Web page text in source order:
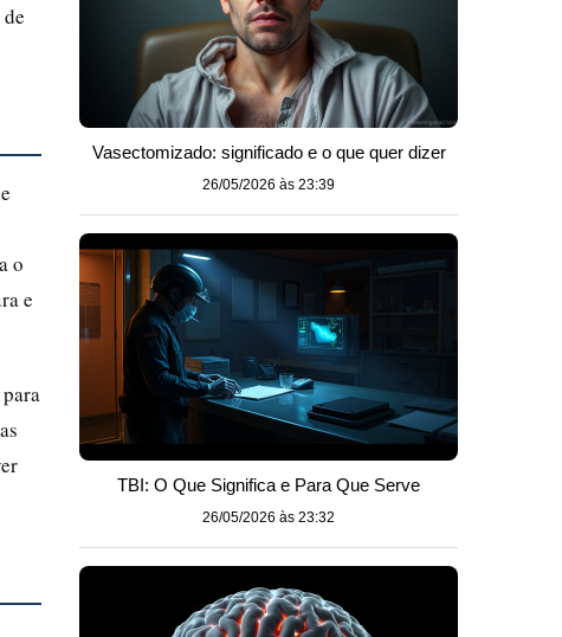
o
e
Vasectomizado: significado e o que quer dizer
26/05/2026 às 23:39
TBI: O Que Significa e Para Que Serve
26/05/2026 às 23:32